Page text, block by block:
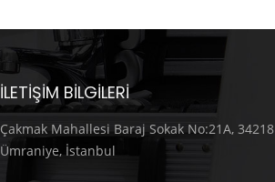
İLETIŞIM BILGILERI
Çakmak Mahallesi Baraj Sokak No:21A, 34218
Ümraniye, İstanbul